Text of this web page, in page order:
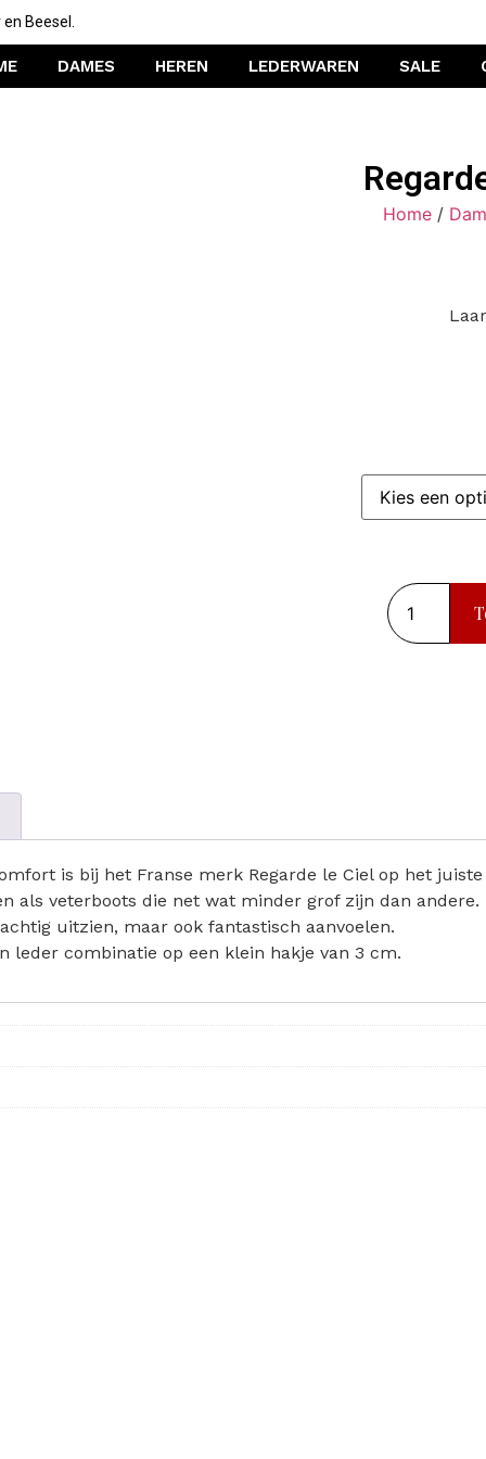
Beesel.
DAMES HEREN LEDERWAREN SALE
Home /
is bij het Franse merk Regarde le Ciel op het
als veterboots die net wat minder grof zijn dan
uitzien, maar ook fantastisch aanvoelen.
leder combinatie op een klein hakje van 3 cm.